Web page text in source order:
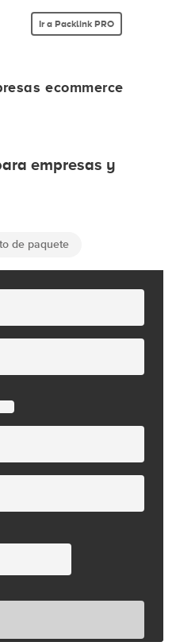
Ir a Packlink PRO
ecommerce
empresas y
de paquete